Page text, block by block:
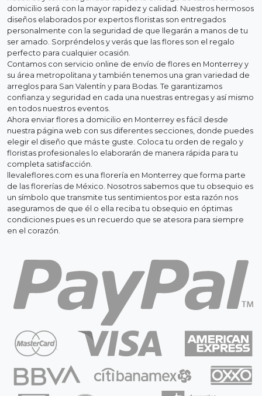
domicilio será con la mayor rapidez y calidad. Nuestros hermosos
diseños elaborados por expertos floristas son entregados
personalmente con la seguridad de que llegarán a manos de tu
ser amado. Sorpréndelos y verás que las flores son el regalo
perfecto para cualquier ocasión.
Contamos con servicio online de envío de flores en Monterrey y
su área metropolitana y también tenemos una gran variedad de
arreglos para San Valentín y para Bodas. Te garantizamos
confianza y seguridad en cada una nuestras entregas y así mismo
en todos nuestros eventos.
Ahora enviar flores a domicilio en Monterrey es fácil desde
nuestra página web con sus diferentes secciones, donde puedes
elegir el diseño que más te guste. Coloca tu orden de regalo y
floristas profesionales lo elaborarán de manera rápida para tu
completa satisfacción.
llevaleflores.com es una florería en Monterrey que forma parte
de las florerías de México. Nosotros sabemos que tu obsequio es
un símbolo que transmite tus sentimientos por esta razón nos
aseguramos de que él o ella reciba tu obsequio en óptimas
condiciones pues es un recuerdo que se atesora para siempre
en el corazón.